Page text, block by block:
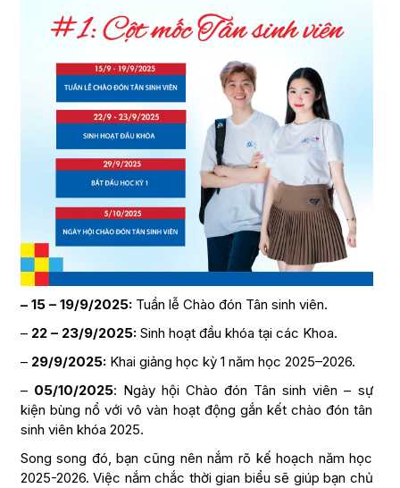
– 15 – 19/9/2025:Tuần lễ Chào đón Tân sinh viên.
– 22 – 23/9/2025:Sinh hoạt đầu khóa tại các Khoa.
– 29/9/2025:Khai giảng học kỳ 1 năm học 2025–2026.
– 05/10/2025: Ngày hội Chào đón Tân sinh viên – sự
kiện bùng nổ với vô vàn hoạt động gắn kết chào đón tân
sinh viên khóa 2025.
Song song đó, bạn cũng nên nắm rõ kế hoạch năm học
2025-2026. Việc nắm chắc thời gian biểu sẽ giúp bạn chủ